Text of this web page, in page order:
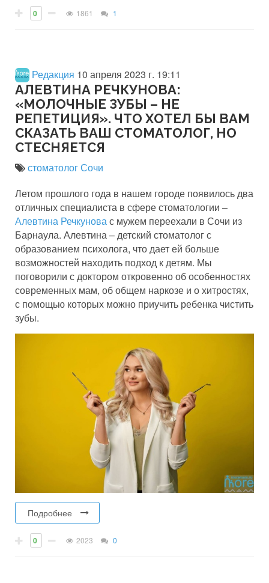
0 1861 1
Редакция 10 апреля 2023 г. 19:11
АЛЕВТИНА РЕЧКУНОВА:
«МОЛОЧНЫЕ ЗУБЫ – НЕ
РЕПЕТИЦИЯ». ЧТО ХОТЕЛ БЫ ВАМ
СКАЗАТЬ ВАШ СТОМАТОЛОГ, НО
СТЕСНЯЕТСЯ
стоматолог Сочи
Летом прошлого года в нашем городе появилось два
отличных специалиста в сфере стоматологии –
Алевтина Речкуновас мужем переехали в Сочи из
Барнаула. Алевтина – детский стоматолог с
образованием психолога, что дает ей больше
возможностей находить подход к детям. Мы
поговорили с доктором откровенно об особенностях
современных мам, об общем наркозе и о хитростях,
с помощью которых можно приучить ребенка чистить
зубы.
Подробнее
0 2023 0